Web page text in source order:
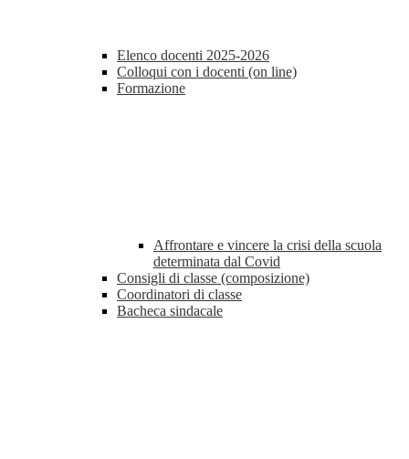
Elenco docenti 2025-2026
Colloqui con i docenti (on line)
Formazione
Affrontare e vincere la crisi della scuola
determinata dal Covid
Consigli di classe (composizione)
Coordinatori di classe
Bacheca sindacale